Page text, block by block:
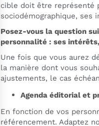
cible doit être représenté
sociodémographique, ses
Posez-vous la question
personnalité : ses
Une fois que vous aurez
la manière dont vous
ajustements, le cas
Agenda éditorial et
En fonction de vos
référencement. Adaptez